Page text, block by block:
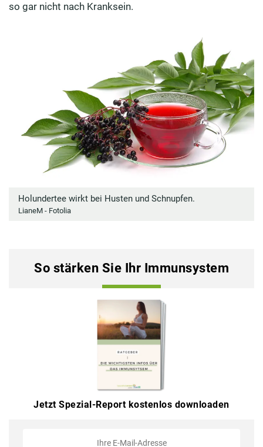
so gar nicht nach Kranksein.
Holundertee wirkt bei Husten und Schnupfen.
LianeM - Fotolia